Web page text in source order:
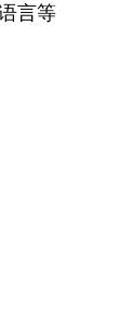
言等